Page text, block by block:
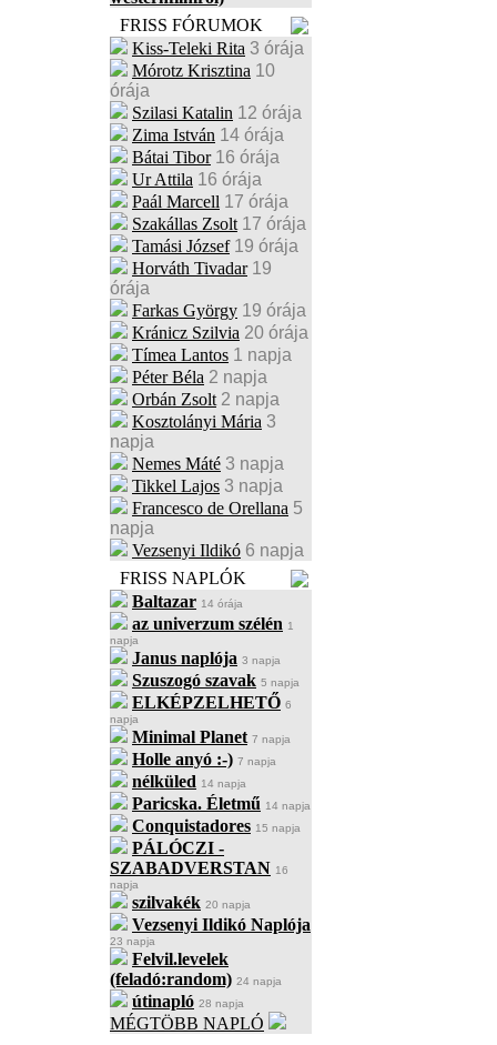
FRISS FÓRUMOK
Kiss-Teleki Rita 3 órája
Mórotz Krisztina 10
órája
Szilasi Katalin 12 órája
Zima István 14 órája
Bátai Tibor 16 órája
Ur Attila 16 órája
Paál Marcell 17 órája
Szakállas Zsolt 17 órája
Tamási József 19 órája
Horváth Tivadar 19
órája
Farkas György 19 órája
Kránicz Szilvia 20 órája
Tímea Lantos 1 napja
Péter Béla 2 napja
Orbán Zsolt 2 napja
Kosztolányi Mária 3
napja
Nemes Máté 3 napja
Tikkel Lajos 3 napja
Francesco de Orellana 5
napja
Vezsenyi Ildikó 6 napja
FRISS NAPLÓK
Baltazar 14 órája
az univerzum szélén 1
napja
Janus naplója 3 napja
Szuszogó szavak 5 napja
ELKÉPZELHETŐ 6
napja
Minimal Planet 7 napja
Holle anyó :-) 7 napja
nélküled 14 napja
Paricska. Életmű 14 napja
Conquistadores 15 napja
PÁLÓCZI -
SZABADVERSTAN 16
napja
szilvakék 20 napja
Vezsenyi Ildikó Naplója
23 napja
Felvil.levelek
(feladó:random) 24 napja
útinapló 28 napja
MÉGTÖBB NAPLÓ